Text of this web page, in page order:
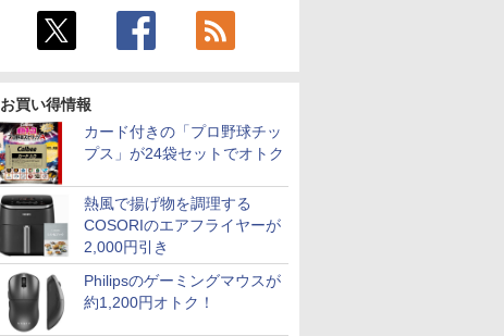
お買い得情報
カード付きの「プロ野球チッ
プス」が24袋セットでオトク
熱風で揚げ物を調理する
COSORIのエアフライヤーが
2,000円引き
Philipsのゲーミングマウスが
約1,200円オトク！
2 2
2
7 8